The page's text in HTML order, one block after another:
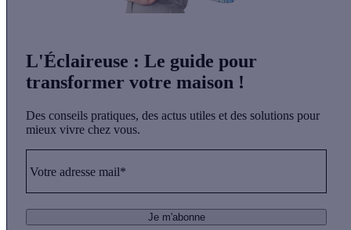
L'Éclaireuse : Le guide pour
transformer votre maison !
Des conseils pratiques, des actus utiles et des solutions pour
mieux vivre chez vous.
Votre adresse mail*
Je m'abonne